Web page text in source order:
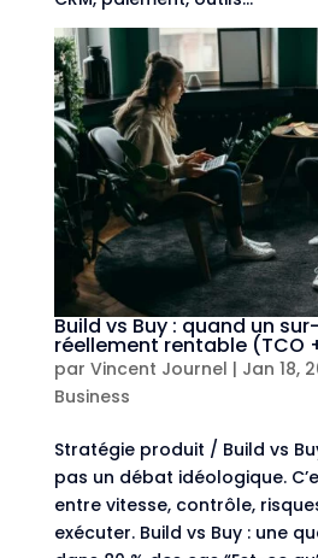
Build vs Buy : quand un
réellement rentable (TCO
par Vincent Journel | Jan 18,
Business
Stratégie produit / Build vs
pas un débat idéologique.
entre vitesse, contrôle,
exécuter. Build vs Buy : une